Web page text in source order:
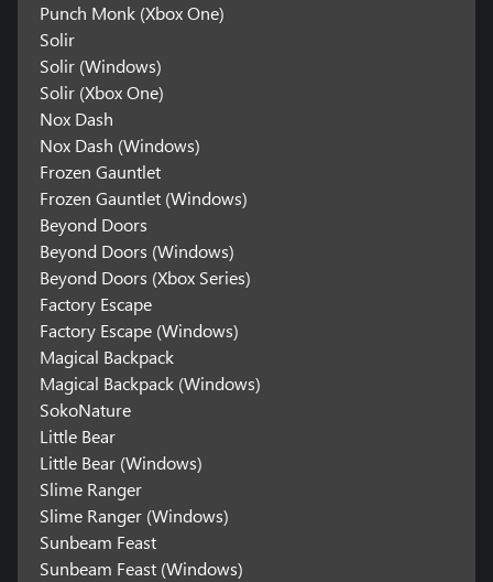
Punch Monk (Xbox One)
Solir
Solir (Windows)
Solir (Xbox One)
Nox Dash
Nox Dash (Windows)
Frozen Gauntlet
Frozen Gauntlet (Windows)
Beyond Doors
Beyond Doors (Windows)
Beyond Doors (Xbox Series)
Factory Escape
Factory Escape (Windows)
Magical Backpack
Magical Backpack (Windows)
SokoNature
Little Bear
Little Bear (Windows)
Slime Ranger
Slime Ranger (Windows)
Sunbeam Feast
Sunbeam Feast (Windows)